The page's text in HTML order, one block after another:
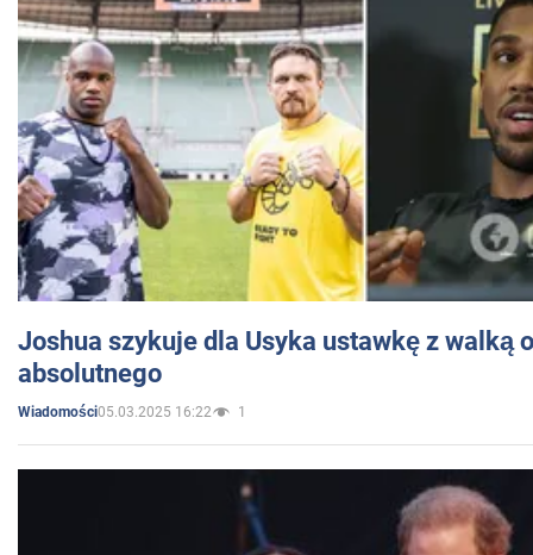
Joshua szykuje dla Usyka ustawkę z walką
absolutnego
Wiadomości05.03.2025 16:22 1